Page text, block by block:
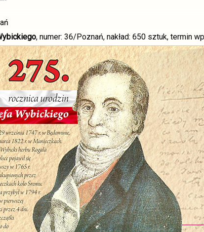
, numer: 36/Poznań, nakład: 650 sztuk, termin